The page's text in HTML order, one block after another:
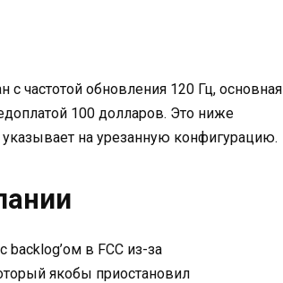
частотой обновления 120 Гц, основная
100 долларов. Это ниже
на урезанную конфигурацию.
в FCC из-за
якобы приостановил